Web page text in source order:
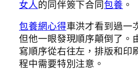
女人的同伴簽下合同包養 。
包養網心得車洪才看到過一
但他一眼發現順序顛倒了。
寫順序從右往左，排版和印
程中需要特別注意。